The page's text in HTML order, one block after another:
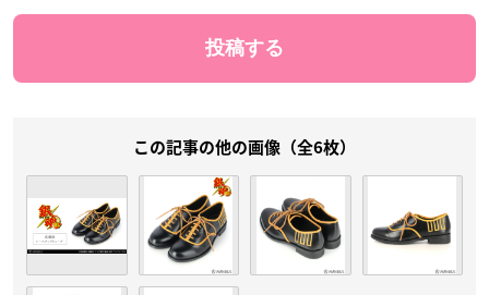
この記事の他の画像（全6枚）